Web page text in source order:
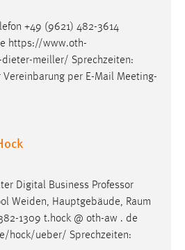
+49 (9621) 482-3614
https://www.oth-
meiller/ Sprechzeiten:
per E-Mail Meeting-
Digital Business Professor
Weiden, Hauptgebäude, Raum
1309 t.hock @ oth-aw . de
hock/ueber/ Sprechzeiten: